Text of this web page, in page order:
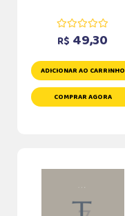
R$ 49,30
ADICIONAR AO CARRINHO
COMPRAR AGORA